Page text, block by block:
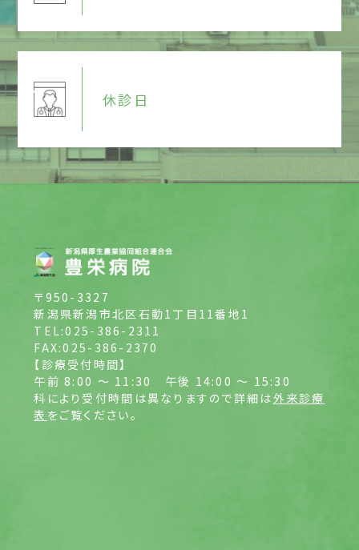
休診日
〒950-3327
新潟県新潟市北区石動1丁目11番地1
TEL:025-386-2311
FAX:025-386-2370
【診療受付時間】
午前 8:00 ～ 11:30 午後 14:00 ～ 15:30
科により受付時間は異なりますので詳細は外来診療
表 をご覧ください。